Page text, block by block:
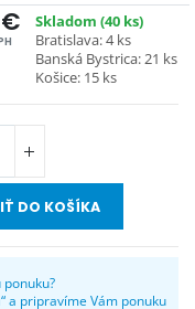
€
Skladom (40 ks)
Bratislava: 4 ks
Banská Bystrica: 21 ks
Košice: 15 ks
DO KOŠÍKA
“ a pripravíme Vám ponuku